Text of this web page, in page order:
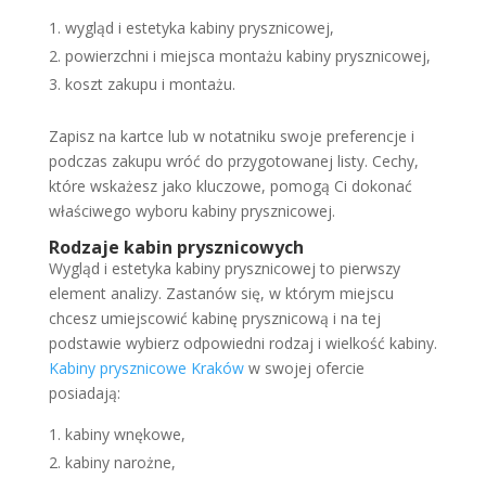
wygląd i estetyka kabiny prysznicowej,
powierzchni i miejsca montażu kabiny prysznicowej,
koszt zakupu i montażu.
Zapisz na kartce lub w notatniku swoje preferencje i
podczas zakupu wróć do przygotowanej listy. Cechy,
które wskażesz jako kluczowe, pomogą Ci dokonać
właściwego wyboru kabiny prysznicowej.
Rodzaje kabin prysznicowych
Wygląd i estetyka kabiny prysznicowej to pierwszy
element analizy. Zastanów się, w którym miejscu
chcesz umiejscowić kabinę prysznicową i na tej
podstawie wybierz odpowiedni rodzaj i wielkość kabiny.
Kabiny prysznicowe Krakóww swojej ofercie
posiadają:
kabiny wnękowe,
kabiny narożne,